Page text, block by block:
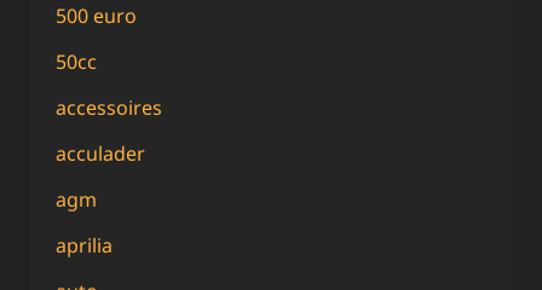
500 euro
50cc
accessoires
acculader
agm
aprilia